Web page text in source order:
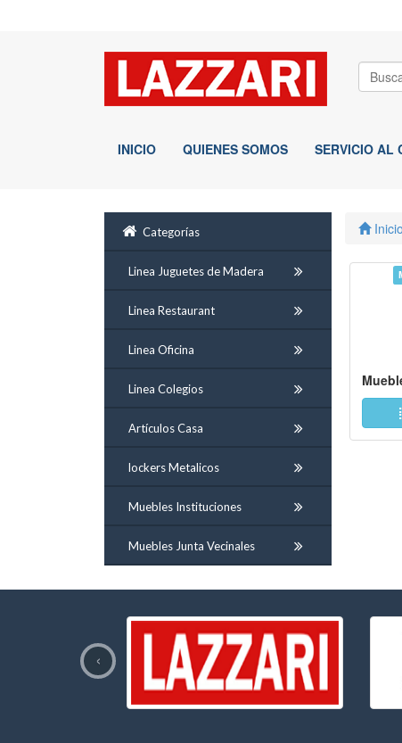
INICIO QUIENES SOMOS SERVICIO AL
Categorías
Linea Juguetes de Madera
Linea Restaurant
Linea Oficina
Linea Colegios
Artículos Casa
lockers Metalicos
Muebles Instituciones
Muebles Junta Vecinales
Inicio
‹